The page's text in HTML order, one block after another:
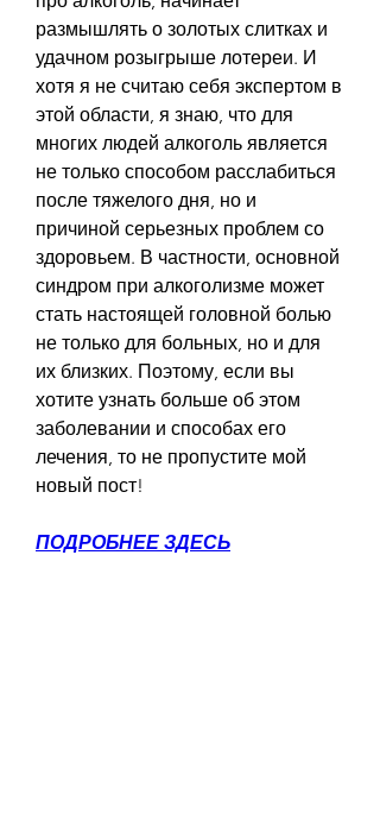
размышлять о золотых слитках и
удачном розыгрыше лотереи. И
хотя я не считаю себя экспертом в
этой области, я знаю, что для
многих людей алкоголь является
не только способом расслабиться
после тяжелого дня, но и
причиной серьезных проблем со
здоровьем. В частности, основной
синдром при алкоголизме может
стать настоящей головной болью
не только для больных, но и для
их близких. Поэтому, если вы
хотите узнать больше об этом
заболевании и способах его
лечения, то не пропустите мой
новый пост!
ПОДРОБНЕЕ ЗДЕСЬ